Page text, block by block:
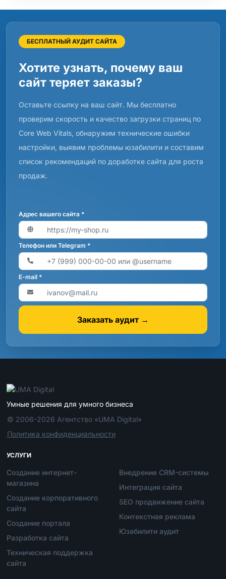
БЕСПЛАТНЫЙ АУДИТ САЙТА
Хотите узнать, почему ваш
сайт теряет заказы?
Оставьте ссылку на ваш сайт. Мы бесплатно
проверим скорость и качество загрузки страниц по
Core Web Vitals, обнаружим технические ошибки
настройки, выявим проблемы юзабилити и составим
список рекомендаций по доработке сайта для роста
продаж.
Адрес вашего сайта *
Телефон или Telegram *
E-mail *
Заказать аудит →
Умные решения для умного бизнеса
© 2006-2026 Агентство «UMA Digital»
Политика конфиденциальности
УСЛУГИ
Создание интернет-
магазина
Создание корпоративного
сайта
Создание портала
Разработка сайта
Техническая поддержка
сайта
Внедрение CRM-системы
Интеграция сайта
SEO продвижение сайта
Контекстная реклама
Юзабилити аудит